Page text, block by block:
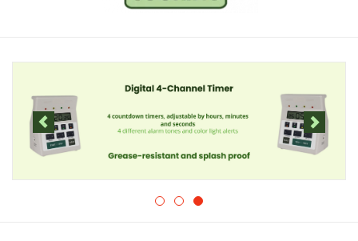
Chocolate & ice cream
Hygiene & storage
Presentation